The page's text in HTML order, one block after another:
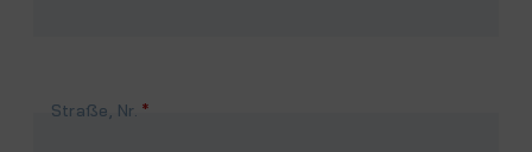
Pflichtfeld
Straße, Nr. *